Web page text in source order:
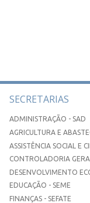
SECRETARIAS
ADMINISTRAÇÃO - SAD
AGRICULTURA E
ASSISTÊNCIA SOCIAL E
CONTROLADORIA
DESENVOLVIMENTO
EDUCAÇÃO - SEME
FINANÇAS - SEFATE